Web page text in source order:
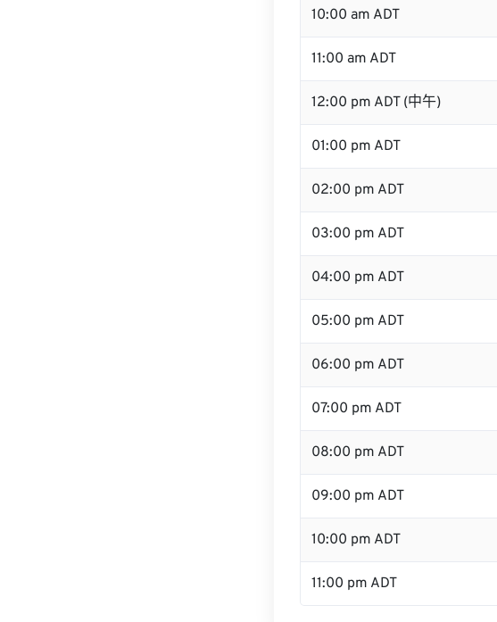
10:00 am ADT
11:00 am ADT
12:00 pm ADT (中午)
01:00 pm ADT
02:00 pm ADT
03:00 pm ADT
04:00 pm ADT
05:00 pm ADT
06:00 pm ADT
07:00 pm ADT
08:00 pm ADT
09:00 pm ADT
10:00 pm ADT
11:00 pm ADT